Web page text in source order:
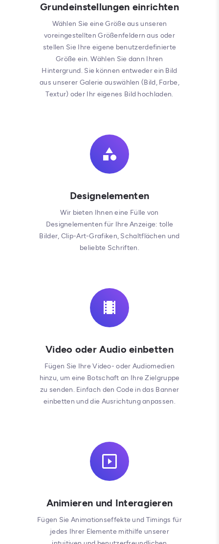
Grundeinstellungen einrichten
Wählen Sie eine Größe aus unseren
voreingestellten Größenfeldern aus oder
stellen Sie Ihre eigene benutzerdefinierte
Größe ein. Wählen Sie dann Ihren
Hintergrund. Sie können entweder ein Bild
aus unserer Galerie auswählen (Bild, Farbe,
Textur) oder Ihr eigenes Bild hochladen.
Designelementen
Wir bieten Ihnen eine Fülle von
Designelementen für Ihre Anzeige: tolle
Bilder, Clip-Art-Grafiken, Schaltflächen und
beliebte Schriften.
Video oder Audio einbetten
Fügen Sie Ihre Video- oder Audiomedien
hinzu, um eine Botschaft an Ihre Zielgruppe
zu senden. Einfach den Code in das Banner
einbetten und die Ausrichtung anpassen.
Animieren und Interagieren
Fügen Sie Animationseffekte und Timings für
jedes Ihrer Elemente mithilfe unserer